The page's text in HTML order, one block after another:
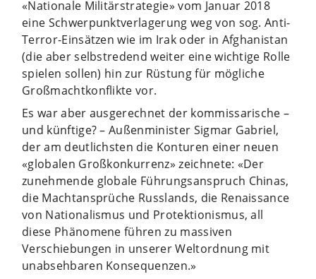
«Nationale Militärstrategie» vom Januar 2018
eine Schwerpunktverlagerung weg von sog. Anti-
Terror-Einsätzen wie im Irak oder in Afghanistan
(die aber selbstredend weiter eine wichtige Rolle
spielen sollen) hin zur Rüstung für mögliche
Großmachtkonflikte vor.
Es war aber ausgerechnet der kommissarische –
und künftige? – Außenminister Sigmar Gabriel,
der am deutlichsten die Konturen einer neuen
«globalen Großkonkurrenz» zeichnete: «Der
zunehmende globale Führungsanspruch Chinas,
die Machtansprüche Russlands, die Renaissance
von Nationalismus und Protektionismus, all
diese Phänomene führen zu massiven
Verschiebungen in unserer Weltordnung mit
unabsehbaren Konsequenzen.»